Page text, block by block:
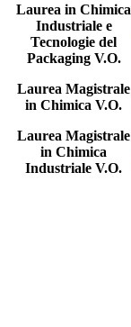
Laurea in Chimica
Industriale e
Tecnologie del
Packaging V.O.
Laurea Magistrale
in Chimica V.O.
Laurea Magistrale
in Chimica
Industriale V.O.